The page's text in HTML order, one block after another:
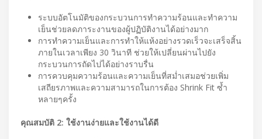
ระบบอัตโนมัติของกระบวนการทำความร้อนและทำความ
เย็นช่วยลดภาระงานของผู้ปฏิบัติงานได้อย่างมาก
การทำความเย็นและการทำให้แห้งอย่างรวดเร็วจะเสร็จสิ้น
ภายในเวลาเพียง 30 วินาที ช่วยให้เปลี่ยนผ่านไปยัง
กระบวนการถัดไปได้อย่างราบรื่น
การควบคุมความร้อนและความเย็นที่สม่ำเสมอช่วยเพิ่ม
เสถียรภาพและความสามารถในการต้อง Shrink Fit ซ้ำ
หลายๆครั้ง
คุณสมบัติ 2: ใช้งานง่ายและใช้งานได้ดี